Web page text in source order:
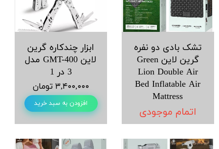
تشک بادی دو نفره
گرین لاین Green
Lion Double Air
Bed Inflatable Air
Mattress
اتمام موجودی
ابزار چندکاره گرین
لاین GMT-400 مدل
3 در 1
۳,۴۰۰,۰۰۰ تومان
افزودن به سبد خرید